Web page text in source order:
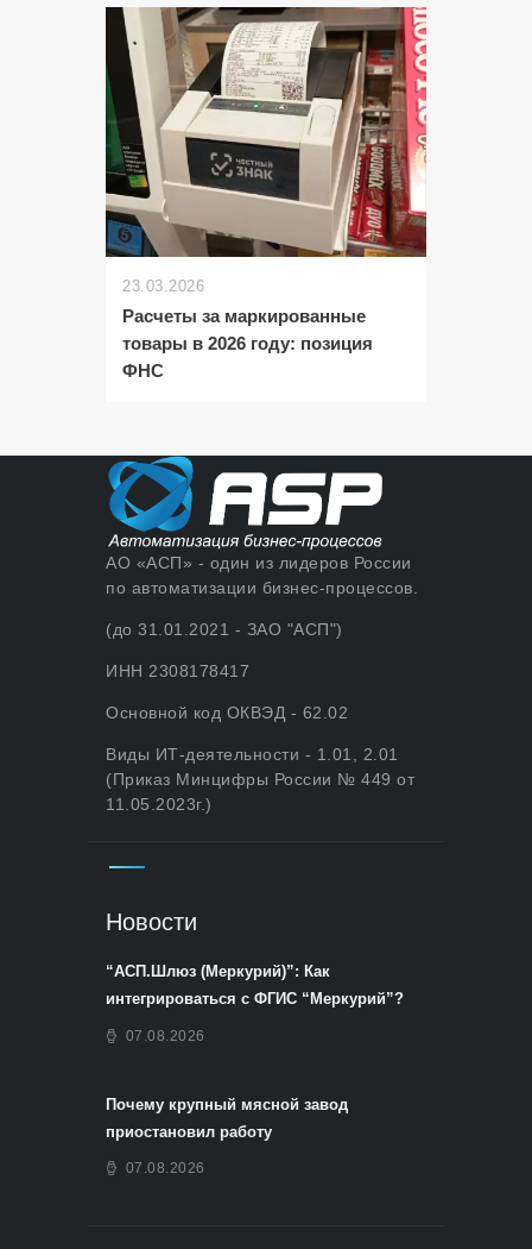
23.03.2026
Расчеты за маркированные
товары в 2026 году: позиция
ФНС
АО «АСП» - один из лидеров России
по автоматизации бизнес-процессов.
(до 31.01.2021 - ЗАО "АСП")
ИНН 2308178417
Основной код ОКВЭД - 62.02
Виды ИТ-деятельности - 1.01, 2.01
(Приказ Минцифры России № 449 от
11.05.2023г.)
Новости
“АСП.Шлюз (Меркурий)”: Как
интегрироваться с ФГИС “Меркурий”?
07.08.2026
Почему крупный мясной завод
приостановил работу
07.08.2026